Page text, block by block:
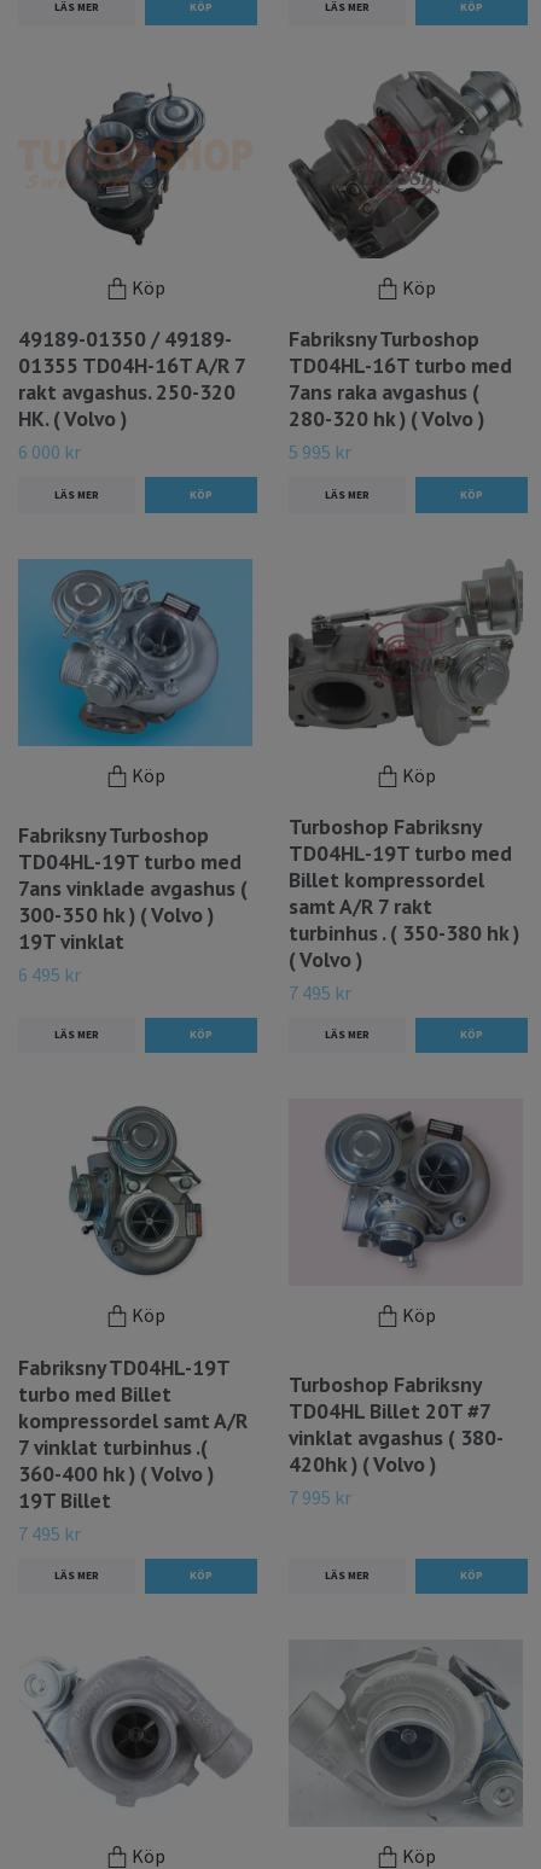
LÄS MER LÄS MER
Köp
49189-01350 / 49189-
01355 TD04H-16T A/R 7
rakt avgashus. 250-320
HK. ( Volvo )
6 000 kr
LÄS MER
Köp
Fabriksny Turboshop
TD04HL-16T turbo med
7ans raka avgashus (
280-320 hk ) ( Volvo )
5 995 kr
LÄS MER
Köp
Fabriksny Turboshop
TD04HL-19T turbo med
7ans vinklade avgashus (
300-350 hk ) ( Volvo )
19T vinklat
6 495 kr
LÄS MER
Köp
Turboshop Fabriksny
TD04HL-19T turbo med
Billet kompressordel
samt A/R 7 rakt
turbinhus . ( 350-380 hk )
( Volvo )
7 495 kr
LÄS MER
Köp
Fabriksny TD04HL-19T
turbo med Billet
kompressordel samt A/R
7 vinklat turbinhus .(
360-400 hk ) ( Volvo )
19T Billet
7 495 kr
LÄS MER
Köp
Turboshop Fabriksny
TD04HL Billet 20T #7
vinklat avgashus ( 380-
420hk ) ( Volvo )
7 995 kr
LÄS MER
Köp Köp